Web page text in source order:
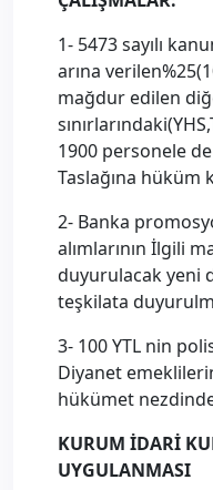
1- 5473 sayılı
arına
mağdur edilen
1900 personele
Taslağına hüküm
2- Banka
alımlarının İlgili
duyurulacak yeni
teşkilata
3- 100 YTL nin
Diyanet
hükümet
KURUM İDARİ
UYGULANMASI